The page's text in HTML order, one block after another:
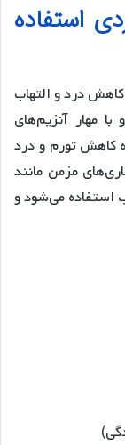
استفاده
درد و التهاب
مهار آنزیم‌های
کاهش تورم و درد
مزمن مانند
استفاده می‌شود و